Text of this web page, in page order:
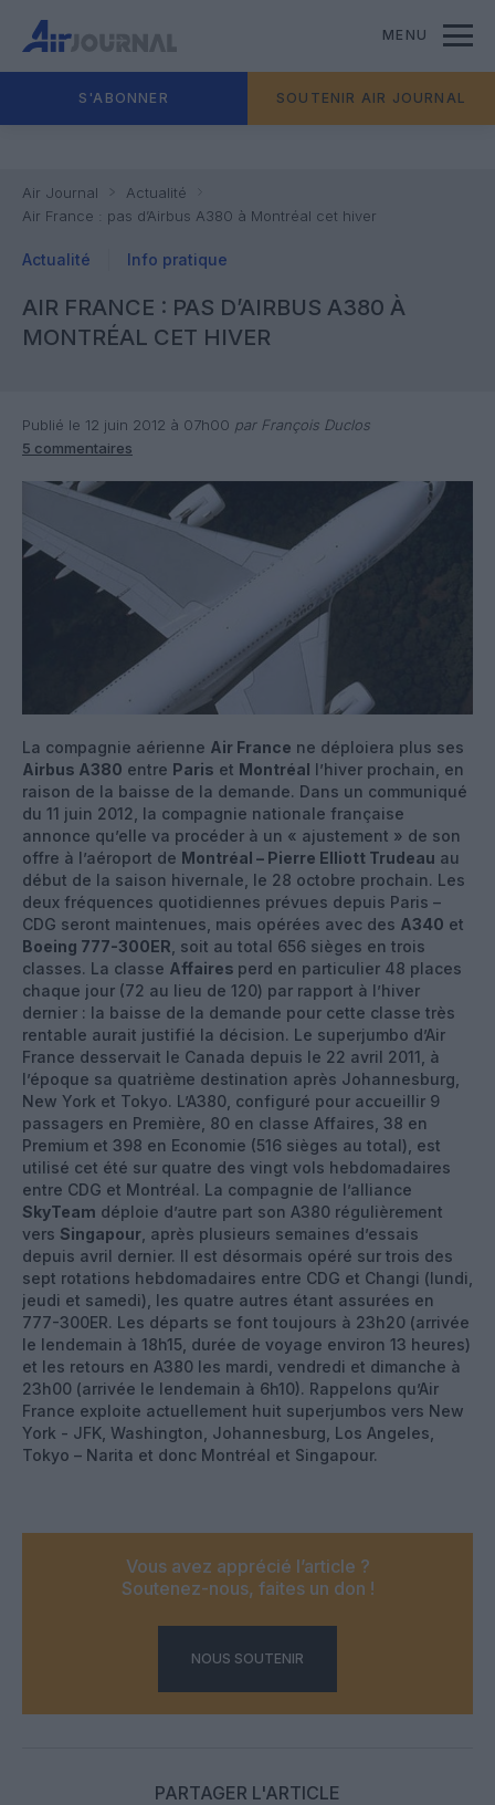
MENU
S'ABONNER SOUTENIR AIR JOURNAL
Air Journal
Actualité
Air France : pas d’Airbus A380 à Montréal cet hiver
Actualité Info pratique
AIR FRANCE : PAS D’AIRBUS A380 À
MONTRÉAL CET HIVER
Publié le 12 juin 2012 à 07h00 par François Duclos
5 commentaires
La compagnie aérienne Air France ne déploiera plus ses
Airbus A380 entre Paris et Montréal l’hiver prochain, en
raison de la baisse de la demande. Dans un communiqué
du 11 juin 2012, la compagnie nationale française
annonce qu’elle va procéder à un « ajustement » de son
offre à l’aéroport de Montréal – Pierre Elliott Trudeau au
début de la saison hivernale, le 28 octobre prochain. Les
deux fréquences quotidiennes prévues depuis Paris –
CDG seront maintenues, mais opérées avec des A340 et
Boeing 777-300ER , soit au total 656 sièges en trois
classes. La classe Affaires perd en particulier 48 places
chaque jour (72 au lieu de 120) par rapport à l’hiver
dernier : la baisse de la demande pour cette classe très
rentable aurait justifié la décision. Le superjumbo d’Air
France desservait le Canada depuis le 22 avril 2011, à
l’époque sa quatrième destination après Johannesburg,
New York et Tokyo. L’A380, configuré pour accueillir 9
passagers en Première, 80 en classe Affaires, 38 en
Premium et 398 en Economie (516 sièges au total), est
utilisé cet été sur quatre des vingt vols hebdomadaires
entre CDG et Montréal. La compagnie de l’alliance
SkyTeam déploie d’autre part son A380 régulièrement
vers Singapour , après plusieurs semaines d’essais
depuis avril dernier. Il est désormais opéré sur trois des
sept rotations hebdomadaires entre CDG et Changi (lundi,
jeudi et samedi), les quatre autres étant assurées en
777-300ER. Les départs se font toujours à 23h20 (arrivée
le lendemain à 18h15, durée de voyage environ 13 heures)
et les retours en A380 les mardi, vendredi et dimanche à
23h00 (arrivée le lendemain à 6h10). Rappelons qu’Air
France exploite actuellement huit superjumbos vers New
York - JFK, Washington, Johannesburg, Los Angeles,
Tokyo – Narita et donc Montréal et Singapour.
Vous avez apprécié l’article ?
Soutenez-nous, faites un don !
NOUS SOUTENIR
PARTAGER L'ARTICLE